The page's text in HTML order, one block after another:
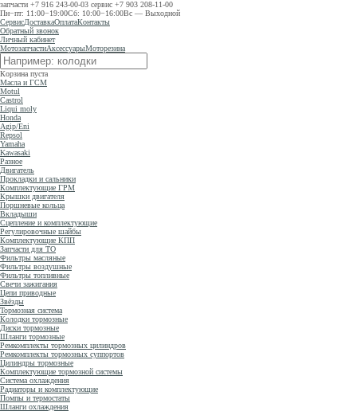
запчасти +7 916 243-00-03 сервис +7 903 208-11-00
Пн−пт: 11:00−19:00Сб: 10:00−16:00Вс — Выходной
СервисДоставкаОплатаКонтакты
Обратный звонок
Личный кабинет
МотозапчастиАксессуарыМоторезина
Корзина пуста
Масла и ГСМ
Motul
Castrol
Liqui moly
Honda
Agip/Eni
Repsol
Yamaha
Kawasaki
Разное
Двигатель
Прокладки и сальники
Комплектующие ГРМ
Крышки двигателя
Поршневые кольца
Вкладыши
Сцепление и комплектующие
Регулировочные шайбы
Комплектующие КПП
Запчасти для ТО
Фильтры масляные
Фильтры воздушные
Фильтры топливные
Свечи зажигания
Цепи приводные
Звёзды
Тормозная система
Колодки тормозные
Диски тормозные
Шланги тормозные
Ремкомплекты тормозных цилиндров
Ремкомплекты тормозных суппортов
Цилиндры тормозные
Комплектующие тормозной системы
Система охлаждения
Радиаторы и комплектующие
Помпы и термостаты
Шланги охлаждения